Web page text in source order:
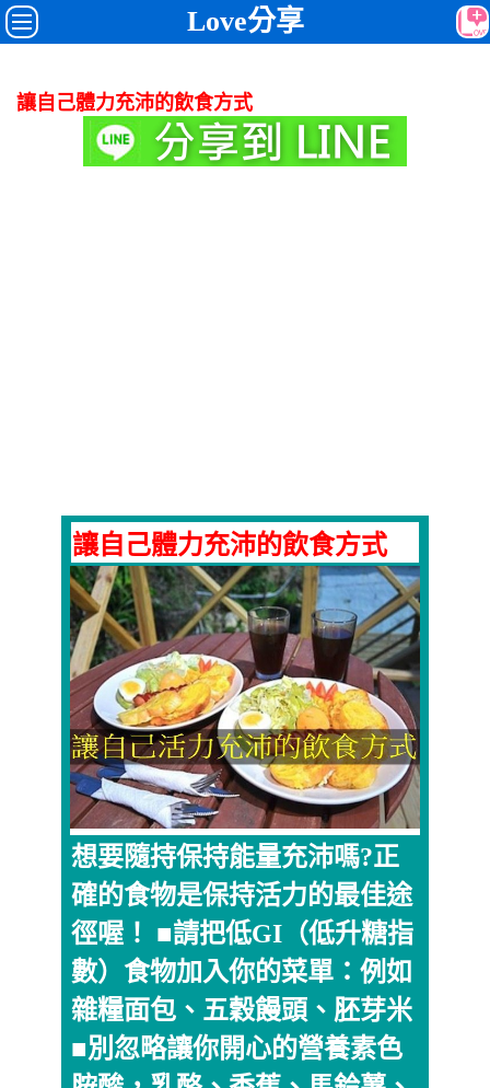
Love分享
讓自己體力充沛的飲食方式
讓自己體力充沛的飲食方式
想要隨持保持能量充沛嗎?正
確的食物是保持活力的最佳途
徑喔！ ■請把低GI（低升糖指
數）食物加入你的菜單：例如
雜糧面包、五穀饅頭、胚芽米
■別忽略讓你開心的營養素色